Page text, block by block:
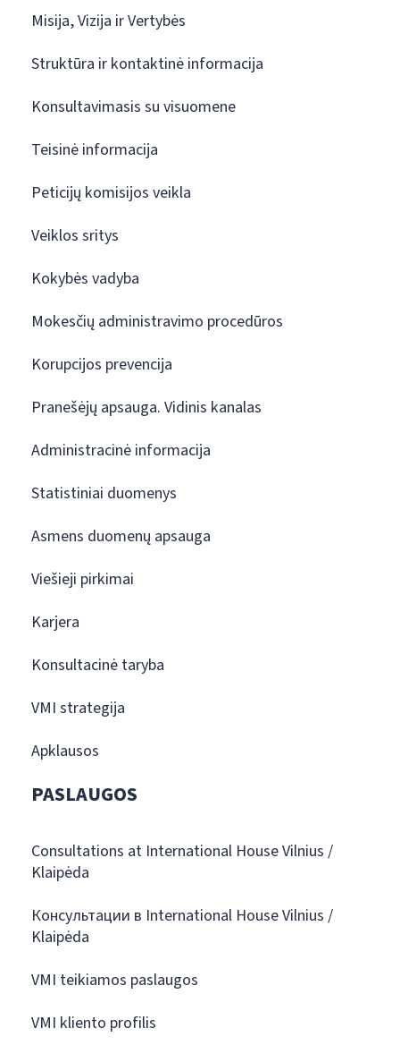
Misija, Vizija ir Vertybės
Struktūra ir kontaktinė informacija
Konsultavimasis su visuomene
Teisinė informacija
Peticijų komisijos veikla
Veiklos sritys
Kokybės vadyba
Mokesčių administravimo procedūros
Korupcijos prevencija
Pranešėjų apsauga. Vidinis kanalas
Administracinė informacija
Statistiniai duomenys
Asmens duomenų apsauga
Viešieji pirkimai
Karjera
Konsultacinė taryba
VMI strategija
Apklausos
PASLAUGOS
Consultations at International House Vilnius /
Klaipėda
Консультации в International House Vilnius /
Klaipėda
VMI teikiamos paslaugos
VMI kliento profilis